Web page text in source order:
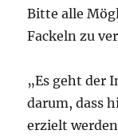
Bitte alle
Fackeln zu
„Es geht der
darum, dass
erzielt